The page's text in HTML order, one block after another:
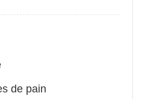
de pain